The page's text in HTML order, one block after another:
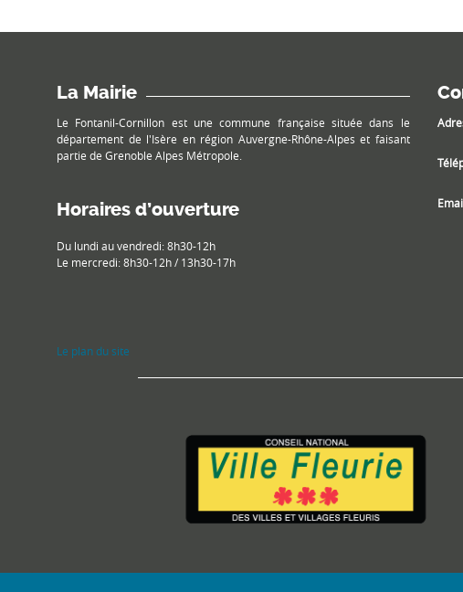
La Mairie
Le Fontanil-Cornillon est une commune française située dans le
département de l'Isère en région Auvergne-Rhône-Alpes et faisant
partie de Grenoble Alpes Métropole.
Horaires d’ouverture
Du lundi au vendredi: 8h30-12h
Le mercredi: 8h30-12h / 13h30-17h
Le plan du site